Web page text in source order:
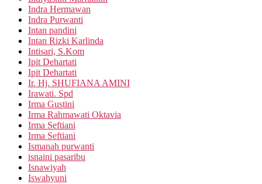
Indra Hermawan
Indra Purwanti
Intan pandini
Intan Rizki Karlinda
Intisari, S.Kom
Ipit Dehartati
Ipit Dehartati
Ir. Hj. SHUFIANA AMINI
Irawati. Spd
Irma Gustini
Irma Rahmawati Oktavia
Irma Seftiani
Irma Seftiani
Ismanah purwanti
isnaini pasaribu
Isnawiyah
Iswahyuni